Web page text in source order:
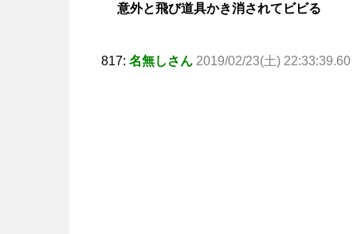
意外と飛び道具かき消されてビビる
817: 名無しさん 2019/02/23(土) 22:33:39.60